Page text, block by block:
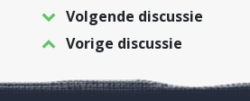
Volgende discussie
Vorige discussie